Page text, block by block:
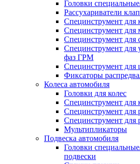
Головки
Рассухариватели
Специнструмент для
Специнструмент для
Специнструмент для
Специнструмент для
фаз ГРМ
Специнструмент для
Фиксаторы
Колеса автомобиля
Головки для колес
Специнструмент для
Специнструмент для
Специнструмент для
Мультипликаторы
Подвеска автомобиля
Головки
подвески